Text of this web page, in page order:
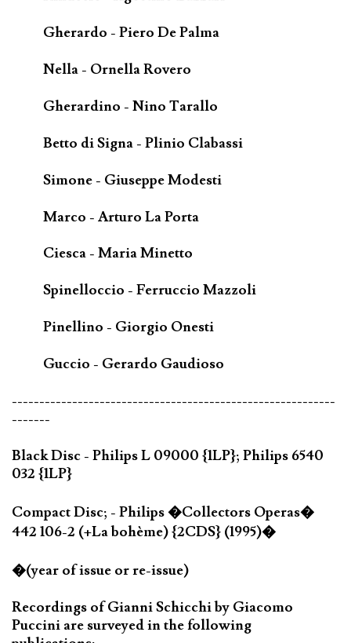
Gherardo - Piero De Palma
Nella - Ornella Rovero
Gherardino - Nino Tarallo
Betto di Signa - Plinio Clabassi
Simone - Giuseppe Modesti
Marco - Arturo La Porta
Ciesca - Maria Minetto
Spinelloccio - Ferruccio Mazzoli
Pinellino - Giorgio Onesti
Guccio - Gerardo Gaudioso
-----------------------------------------------------------
-------
Black Disc - Philips L 09000 {1LP}; Philips 6540
032 {1LP}
Compact Disc; - Philips �Collectors Operas�
442 106-2 (+La bohème) {2CDS} (1995)�
�(year of issue or re-issue)
Recordings of Gianni Schicchi by Giacomo
Puccini are surveyed in the following